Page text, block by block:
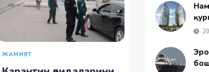
ЖАМИЯТ